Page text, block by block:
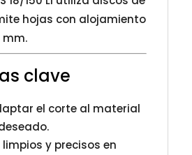
hojas con alojamiento
mm.
clave
el corte al material
y precisos en